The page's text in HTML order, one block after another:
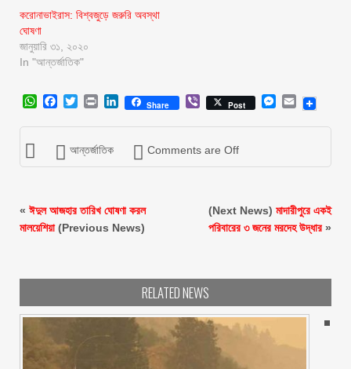
করোনাভাইরাস: বিশ্বজুড়ে জরুরি অবস্থা
ঘোষণা
জানুয়ারি ৩১, ২০২০
In "আন্তর্জাতিক"
WhatsApp
Facebook
Twitter
Print LinkedIn
Share ViberPost Messenger
Email
আন্তর্জাতিক Comments are Off
« ঈদুল আজহার তারিখ ঘোষণা করল
মালয়েশিয়া(Previous News)
(Next News) মাদারীপুরে একই
পরিবারের ৩ জনের মরদেহ উদ্ধার»
RELATED NEWS